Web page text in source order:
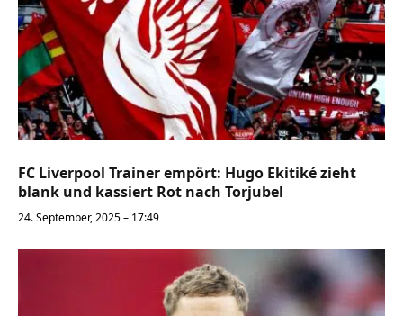
FC Liverpool Trainer empört: Hugo Ekitiké zieht
blank und kassiert Rot nach Torjubel
24. September, 2025 – 17:49